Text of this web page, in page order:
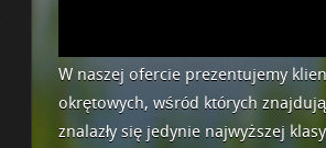
W naszej ofercie prezentujemy
okrętowych, wśród których
znalazły się jedynie najwyższej